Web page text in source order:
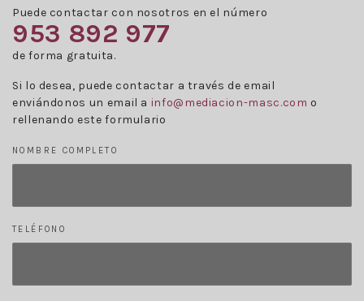
Puede contactar con nosotros en el número
953 892 977
de forma gratuita.
Si lo desea, puede contactar a través de email
enviándonos un email a info@mediacion-masc.com o
rellenando este formulario
NOMBRE COMPLETO
TELÉFONO